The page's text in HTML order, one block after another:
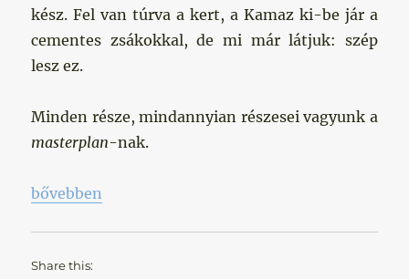
kész. Fel van túrva a kert, a Kamaz ki-be jár a
cementes zsákokkal, de mi már látjuk: szép
lesz ez.
Minden része, mindannyian részesei vagyunk a
masterplan-nak.
„We’re all part… Pep első két meccse”
bővebben
Share this: